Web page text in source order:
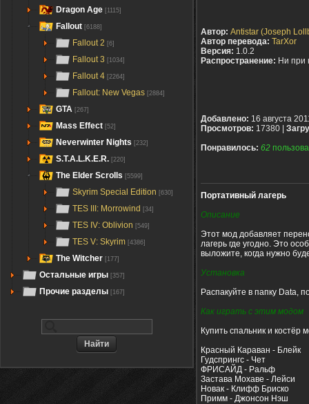
Dragon Age [1115]
Fallout [6188]
Fallout 2 [6]
Fallout 3 [1034]
Fallout 4 [2264]
Fallout: New Vegas [2884]
GTA [267]
Mass Effect [52]
Neverwinter Nights [232]
S.T.A.L.K.E.R. [220]
The Elder Scrolls [5599]
Skyrim Special Edition [630]
TES III: Morrowind [34]
TES IV: Oblivion [549]
TES V: Skyrim [4386]
The Witcher [177]
Остальные игры [357]
Прочие разделы [167]
Автор: Antistar (Joseph
Автор перевода: TarXor
Версия: 1.0.2
Распространение: Ни при
Добавлено: 16 августа
Просмотров: 17380 |
Понравилось: 62
Портативный лагерь
Описание
Этот мод добавляет
лагерь где угодно. Это
выложите, когда нужно
Установка
Распакуйте в папку Data,
Как играть с этим модом
Купить спальник и костёр
Красный Караван - Блейк
Гудспрингс - Чет
ФРИСАЙД - Ральф
Застава Мохаве - Лейси
Новак - Клифф Бриско
Примм - Джонсон Нэш